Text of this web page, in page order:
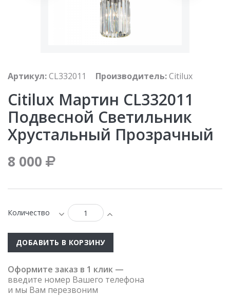
Артикул:CL332011 Производитель:Citilux
Citilux Мартин CL332011
Подвесной Светильник
Хрустальный Прозрачный
8 000
Количество
ДОБАВИТЬ В КОРЗИНУ
Оформите заказ в 1 клик —
введите номер Вашего телефона
и мы Вам перезвоним